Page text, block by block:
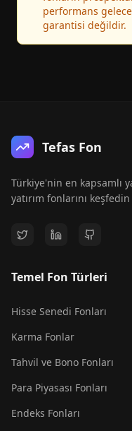
performans
garantisi değildir.
Tefas Fon
Türkiye'nin en kapsamlı
yatırım fonlarını
Temel Fon Türleri
Hisse Senedi Fonları
Karma Fonlar
Tahvil ve Bono Fonları
Para Piyasası Fonları
Endeks Fonları